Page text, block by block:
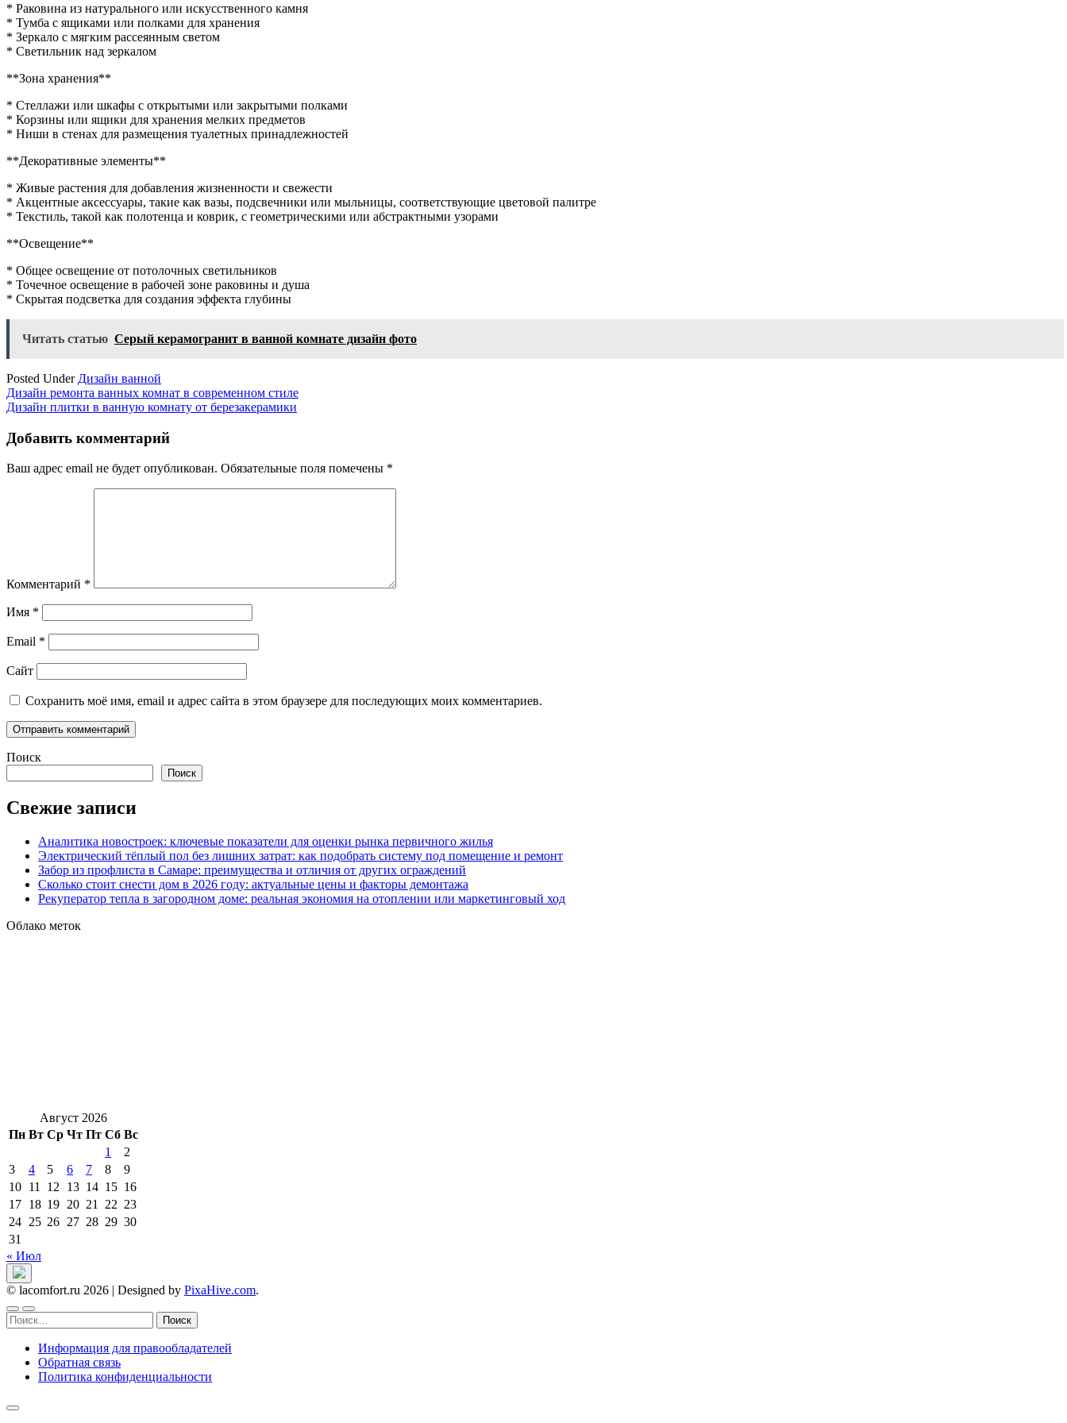
* Раковина из натурального или искусственного камня
* Тумба с ящиками или полками для хранения
* Зеркало с мягким рассеянным светом
* Светильник над зеркалом
**Зона хранения**
* Стеллажи или шкафы с открытыми или закрытыми полками
* Корзины или ящики для хранения мелких предметов
* Ниши в стенах для размещения туалетных принадлежностей
**Декоративные элементы**
* Живые растения для добавления жизненности и свежести
* Акцентные аксессуары, такие как вазы, подсвечники или мыльницы, соответствующие цветовой палитре
* Текстиль, такой как полотенца и коврик, с геометрическими или абстрактными узорами
**Освещение**
* Общее освещение от потолочных светильников
* Точечное освещение в рабочей зоне раковины и душа
* Скрытая подсветка для создания эффекта глубины
Читать статью Серый керамогранит в ванной комнате дизайн фото
Posted Under Дизайн ванной
Навигация
по
записям
Дизайн ремонта ванных комнат в современном стиле
Дизайн плитки в ванную комнату от березакерамики
Добавить комментарий
Ваш адрес email не будет опубликован. Обязательные поля помечены *
Комментарий *
Имя *
Email *
Сайт
Сохранить моё имя, email и адрес сайта в этом браузере для последующих моих комментариев.
Поиск
Поиск
Свежие записи
Аналитика новостроек: ключевые показатели для оценки рынка первичного жилья
Электрический тёплый пол без лишних затрат: как подобрать систему под помещение и ремонт
Забор из профлиста в Самаре: преимущества и отличия от других ограждений
Сколько стоит снести дом в 2026 году: актуальные цены и факторы демонтажа
Рекуператор тепла в загородном доме: реальная экономия на отоплении или маркетинговый ход
Облако меток
Август 2026
Пн Вт Ср Чт Пт Сб Вс
1
2
3
4 5 6 7 8
9
10 11 12 13 14 15 16
17 18 19 20 21 22 23
24 25 26 27 28 29 30
31
« Июл
© lacomfort.ru 2026 | Designed by PixaHive.com.
Найти:
Информация для правообладателей
Обратная связь
Политика конфиденциальности